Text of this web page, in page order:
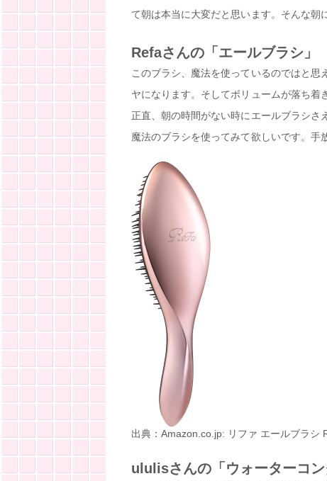
て朝は本当に大変だと思います。そんな朝
Refaさんの「エールブラシ」
このブラシ、魔法を使っているのではと思
ヤになります。そしてボリュームが落ち着
正直、朝の時間がない時にエールブラシ
魔法のブラシを使ってみて欲しいです。手
出典：Amazon.co.jp: リファ エールブラシ
ululisさんの「ウォーターコ